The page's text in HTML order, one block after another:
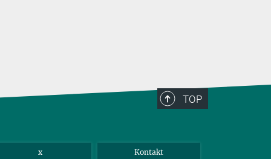
TOP
x Kontakt